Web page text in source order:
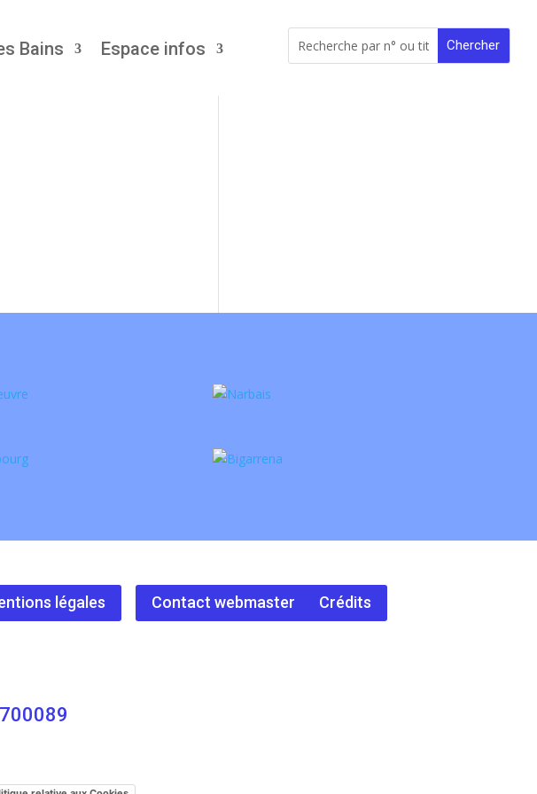
Bains Espace infos
légales Contact webmaster Crédits